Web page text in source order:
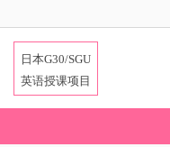
日本G30/SGU
英语授课项目